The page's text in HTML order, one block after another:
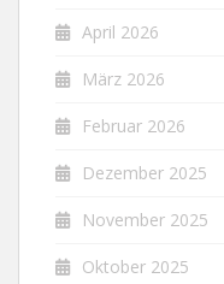
April 2026
März 2026
Februar 2026
Dezember 2025
November 2025
Oktober 2025